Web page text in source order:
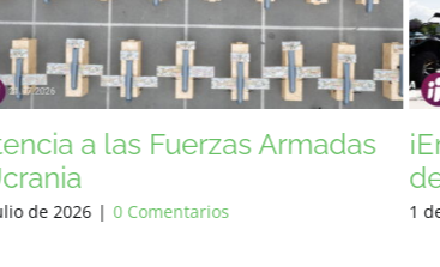
excavadoras y sierras
de 2026 | 0 Comentarios